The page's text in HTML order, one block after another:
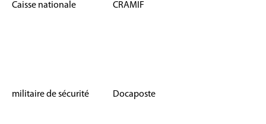
Caisse nationale
militaire de sécurité
CRAMIF
Docaposte